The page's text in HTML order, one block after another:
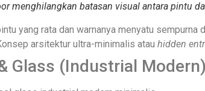
menghilangkan batasan visual antara pintu
yang rata dan warnanya menyatu
arsitektur ultra-minimalis atau hidden
Glass (Industrial Modern)